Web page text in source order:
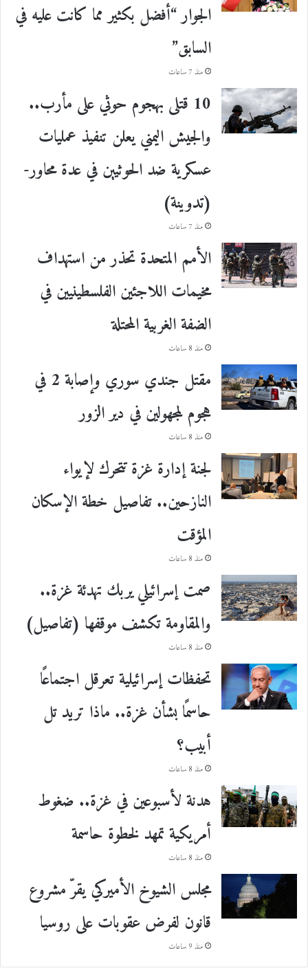
الجوار “أفضل بكثير مما كانت عليه في
السابق”
منذ 7 ساعات
10 قتلى بهجوم حوثي على مأرب..
والجيش اليمني يعلن تنفيذ عمليات
عسكرية ضد الحوثيين في عدة محاور-
(تدوينة)
منذ 7 ساعات
الأمم المتحدة تحذر من استهداف
مخيمات اللاجئين الفلسطينيين في
الضفة الغربية المحتلة
منذ 8 ساعات
مقتل جندي سوري وإصابة 2 في
هجوم لمجهولين في دير الزور
منذ 8 ساعات
لجنة إدارة غزة تتحرك لإيواء
النازحين.. تفاصيل خطة الإسكان
المؤقت
منذ 8 ساعات
صمت إسرائيلي يربك تهدئة غزة..
والمقاومة تكشف موقفها (تفاصيل)
منذ 8 ساعات
تحفظات إسرائيلية تعرقل اجتماعًا
حاسمًا بشأن غزة.. ماذا تريد تل
أبيب؟
منذ 8 ساعات
هدنة لأسبوعين في غزة.. ضغوط
أمريكية تمهد لخطوة حاسمة
منذ 8 ساعات
مجلس الشيوخ الأميركي يقرّ مشروع
قانون لفرض عقوبات على روسيا
منذ 9 ساعات